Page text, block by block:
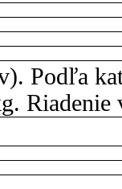
Podľa
Riadenie